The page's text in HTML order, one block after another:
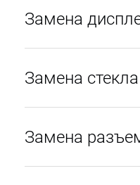
Замена
Замена
Замена